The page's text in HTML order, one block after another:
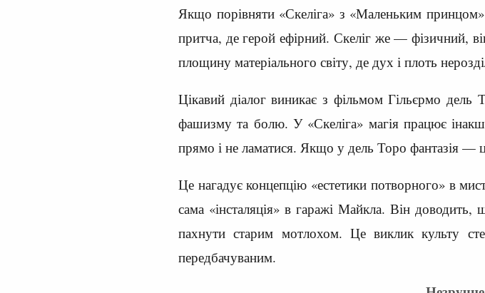
Якщо порівняти «Скеліга» з «Маленьким
притча, де герой ефірний. Скеліг же — фізичний,
площину матеріального світу, де дух і плоть
Цікавий діалог виникає з фільмом Гільєрмо
фашизму та болю. У «Скеліга» магія працює
прямо і не ламатися. Якщо у дель Торо фантазія —
Це нагадує концепцію «естетики потворного» в
сама «інсталяція» в гаражі Майкла. Він
пахнути старим мотлохом. Це виклик культу
передбачуваним.